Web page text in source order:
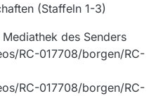
(Staffeln 1-3)
des Senders
RC-017708/borgen/RC-
RC-017708/borgen/RC-